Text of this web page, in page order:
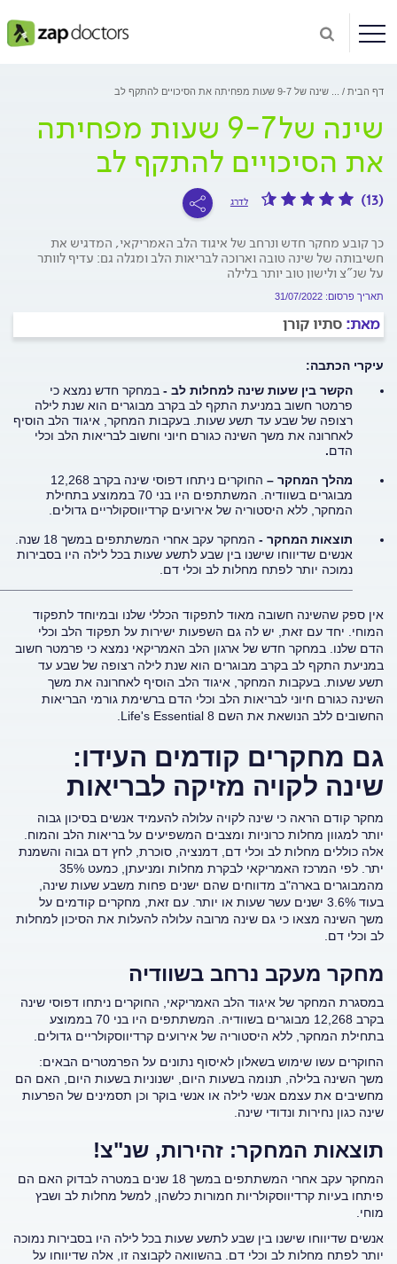
דף הבית שינה של 9-7 שעות מפחיתה את הסיכויים להתקף לב
שינה של 9-7 שעות מפחיתה
את הסיכויים להתקף לב
(13) לדרג
כך קובע מחקר חדש ונרחב של איגוד הלב האמריקאי, המדגיש את
חשיבותה של שינה טובה וארוכה לבריאות הלב ומגלה גם: עדיף לוותר
על שנ"צ ולישון טוב יותר בלילה
תאריך פרסום: 31/07/2022
מאת: סתיו קורן
עיקרי הכתבה:
הקשר בין שעות שינה למחלות לב - במחקר חדש נמצא כי
פרמטר חשוב במניעת התקף לב בקרב מבוגרים הוא שנת לילה
רצופה של שבע עד תשע שעות. בעקבות המחקר, איגוד הלב הוסיף
לאחרונה את משך השינה כגורם חיוני וחשוב לבריאות הלב וכלי
הדם.
מהלך המחקר –
החוקרים ניתחו דפוסי שינה בקרב 12,268
מבוגרים בשוודיה. המשתתפים היו בני 70 בממוצע בתחילת
המחקר, ללא היסטוריה של אירועים קרדיווסקולריים גדולים.
תוצאות המחקר -
המחקר עקב אחרי המשתתפים במשך 18 שנה.
אנשים שדיווחו שישנו בין שבע לתשע שעות בכל לילה היו בסבירות
נמוכה יותר לפתח מחלות לב וכלי דם.
אין ספק שהשינה חשובה מאוד לתפקוד הכללי שלנו ובמיוחד לתפקוד
המוחי. יחד עם זאת, יש לה גם השפעות ישירות על תפקוד הלב וכלי
הדם שלנו. במחקר חדש של ארגון הלב האמריקאי נמצא כי פרמטר חשוב
במניעת התקף לב בקרב מבוגרים הוא שנת לילה רצופה של שבע עד
תשע שעות. בעקבות המחקר, איגוד הלב הוסיף לאחרונה את משך
השינה כגורם חיוני לבריאות הלב וכלי הדם ברשימת גורמי הבריאות
החשובים ללב הנושאת את השם Life's Essential 8.
גם מחקרים קודמים העידו:
שינה לקויה מזיקה לבריאות
מחקר קודם הראה כי שינה לקויה עלולה להעמיד אנשים בסיכון גבוה
יותר למגוון מחלות כרוניות ומצבים המשפיעים על בריאות הלב והמוח.
אלה כוללים מחלות לב וכלי דם, דמנציה, סוכרת, לחץ דם גבוה והשמנת
יתר. לפי המרכז האמריקאי לבקרת מחלות ומניעתן, כמעט 35%
מהמבוגרים בארה"ב מדווחים שהם ישנים פחות משבע שעות שינה,
בעוד 3.6% ישנים עשר שעות או יותר. עם זאת, מחקרים קודמים על
משך השינה מצאו כי גם שינה מרובה עלולה להעלות את הסיכון למחלות
לב וכלי דם.
מחקר מעקב נרחב בשוודיה
במסגרת המחקר של איגוד הלב האמריקאי, החוקרים ניתחו דפוסי שינה
בקרב 12,268 מבוגרים בשוודיה. המשתתפים היו בני 70 בממוצע
בתחילת המחקר, ללא היסטוריה של אירועים קרדיווסקולריים גדולים.
החוקרים עשו שימוש בשאלון לאיסוף נתונים על הפרמטרים הבאים:
משך השינה בלילה, תנומה בשעות היום, ישנוניות בשעות היום, האם הם
מחשיבים את עצמם אנשי לילה או אנשי בוקר וכן תסמינים של הפרעות
שינה כגון נחירות ונדודי שינה.
תוצאות המחקר: זהירות, שנ"צ!
המחקר עקב אחרי המשתתפים במשך 18 שנים במטרה לבדוק האם הם
פיתחו בעיות קרדיווסקולריות חמורות כלשהן, למשל מחלות לב ושבץ
מוחי.
אנשים שדיווחו שישנו בין שבע לתשע שעות בכל לילה היו בסבירות נמוכה
יותר לפתח מחלות לב וכלי דם. בהשוואה לקבוצה זו, אלה שדיווחו על